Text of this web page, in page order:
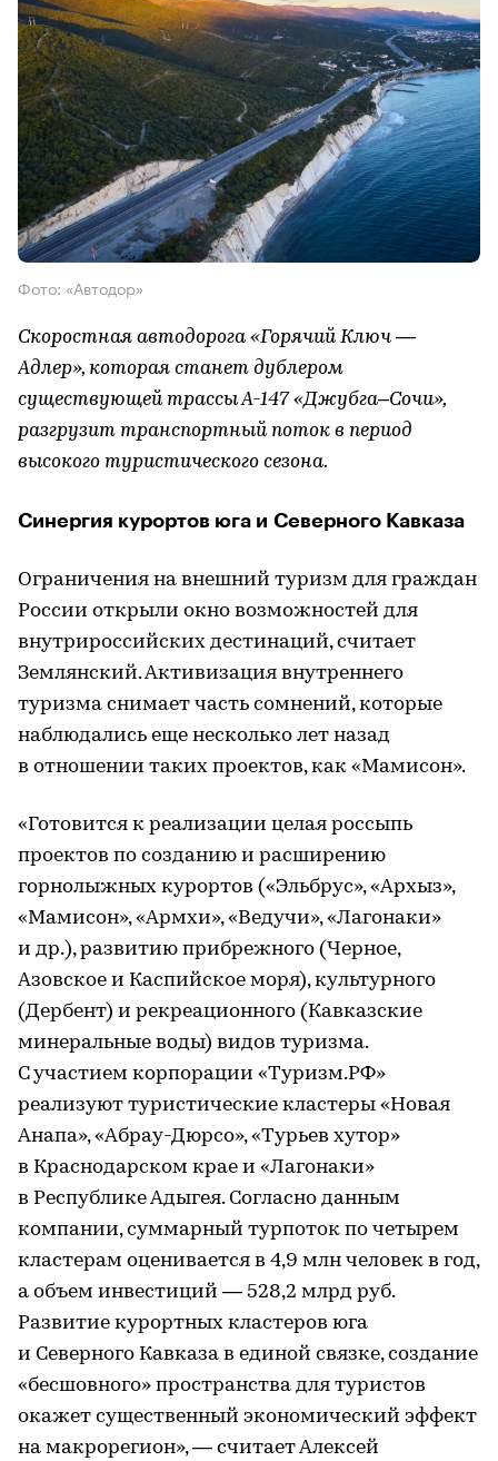
Фото: «Автодор»
Скоростная автодорога «Горячий Ключ —
Адлер», которая станет дублером
существующей трассы А-147 «Джубга–Сочи»,
разгрузит транспортный поток в период
высокого туристического сезона.
Синергия курортов юга и Северного Кавказа
Ограничения на внешний туризм для граждан
России открыли окно возможностей для
внутрироссийских дестинаций, считает
Землянский. Активизация внутреннего
туризма снимает часть сомнений, которые
наблюдались еще несколько лет назад
в отношении таких проектов, как «Мамисон».
«Готовится к реализации целая россыпь
проектов по созданию и расширению
горнолыжных курортов («Эльбрус», «Архыз»,
«Мамисон», «Армхи», «Ведучи», «Лагонаки»
и др.), развитию прибрежного (Черное,
Азовское и Каспийское моря), культурного
(Дербент) и рекреационного (Кавказские
минеральные воды) видов туризма.
С участием корпорации «Туризм.РФ»
реализуют туристические кластеры «Новая
Анапа», «Абрау-Дюрсо», «Турьев хутор»
в Краснодарском крае и «Лагонаки»
в Республике Адыгея. Согласно данным
компании, суммарный турпоток по четырем
кластерам оценивается в 4,9 млн человек в год,
а объем инвестиций — 528,2 млрд руб.
Развитие курортных кластеров юга
и Северного Кавказа в единой связке, создание
«бесшовного» пространства для туристов
окажет существенный экономический эффект
на макрорегион», — считает Алексей